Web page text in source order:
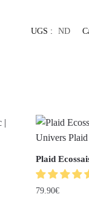
UGS : ND
Plaid
79.90€